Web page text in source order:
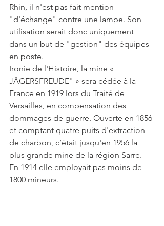
Rhin, il n'est pas fait mention
"d'échange" contre une lampe. Son
utilisation serait donc uniquement
dans un but de "gestion" des équipes
en poste.
Ironie de l'Histoire, la mine «
JÄGERSFREUDE" » sera cédée à la
France en 1919 lors du Traité de
Versailles, en compensation des
dommages de guerre. Ouverte en 1856
et comptant quatre puits d'extraction
de charbon, c’était jusqu'en 1956 la
plus grande mine de la région Sarre.
En 1914 elle employait pas moins de
1800 mineurs.